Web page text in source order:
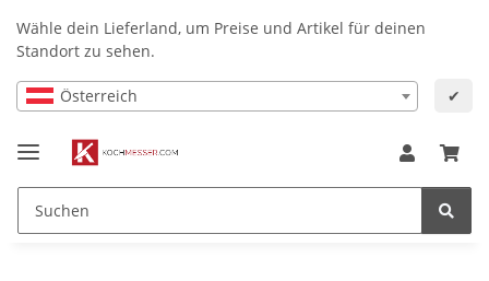
Wähle dein Lieferland, um Preise und Artikel für deinen
Standort zu sehen.
Österreich ✔